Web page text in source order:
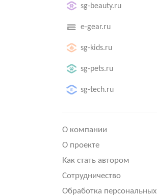
sg-beauty.ru
e-gear.ru
sg-kids.ru
sg-pets.ru
sg-tech.ru
О компании
О проекте
Как стать автором
Сотрудничество
Обработка персональных